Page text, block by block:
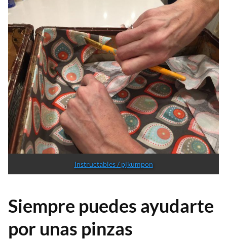
Instructables / pjkumpon
Siempre puedes ayudarte
por unas pinzas